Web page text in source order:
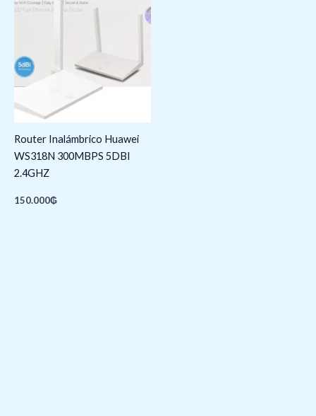
Router Inalámbrico Huawei
WS318N 300MBPS 5DBI
2.4GHZ
150.000₲